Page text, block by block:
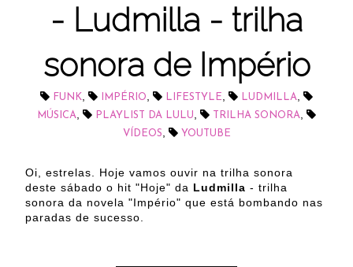
- Ludmilla - trilha
sonora de Império
FUNK, IMPÉRIO, LIFESTYLE, LUDMILLA,
MÚSICA, PLAYLIST DA LULU, TRILHA SONORA,
VÍDEOS, YOUTUBE
Oi, estrelas. Hoje vamos ouvir na trilha sonora
deste sábado o hit "Hoje" da Ludmilla - trilha
sonora da novela "Império" que está bombando nas
paradas de sucesso.